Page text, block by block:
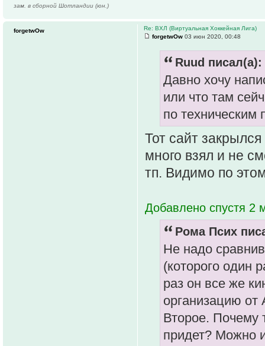
зам. в сборной Шотландии (юн.)
Re: ВХЛ (Виртуальная Хоккейная Лига)
forgetwOw 03 июн 2020, 00:48
Ruud писал(а):
Давно хочу
или что там
по техническим
Тот сайт
много взял и не
тп. Видимо по
Добавлено спустя 2
Рома Псих
Не надо
(которого один
раз он все же
организацию от
Второе. Почему
придет? Можно
forgetwOw